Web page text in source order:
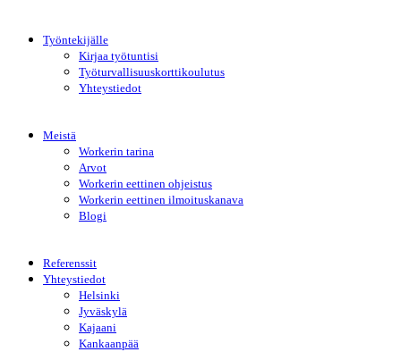
Työntekijälle
Kirjaa työtuntisi
Työturvallisuuskorttikoulutus
Yhteystiedot
Meistä
Workerin tarina
Arvot
Workerin eettinen ohjeistus
Workerin eettinen ilmoituskanava
Blogi
Referenssit
Yhteystiedot
Helsinki
Jyväskylä
Kajaani
Kankaanpää